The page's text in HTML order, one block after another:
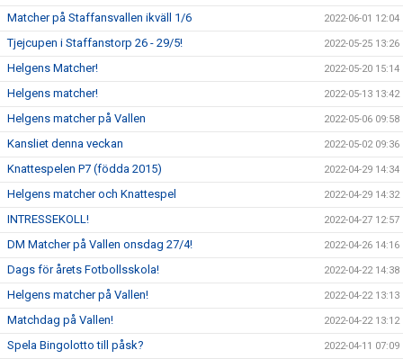
Matcher på Staffansvallen ikväll 1/6 2022-06-01 12:04
Tjejcupen i Staffanstorp 26 - 29/5! 2022-05-25 13:26
Helgens Matcher! 2022-05-20 15:14
Helgens matcher! 2022-05-13 13:42
Helgens matcher på Vallen 2022-05-06 09:58
Kansliet denna veckan 2022-05-02 09:36
Knattespelen P7 (födda 2015) 2022-04-29 14:34
Helgens matcher och Knattespel 2022-04-29 14:32
INTRESSEKOLL! 2022-04-27 12:57
DM Matcher på Vallen onsdag 27/4! 2022-04-26 14:16
Dags för årets Fotbollsskola! 2022-04-22 14:38
Helgens matcher på Vallen! 2022-04-22 13:13
Matchdag på Vallen! 2022-04-22 13:12
Spela Bingolotto till påsk? 2022-04-11 07:09